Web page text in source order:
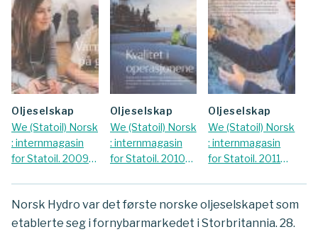
oljeselskap
We (Statoil) Norsk
: internmagasin
for Statoil. 2009
oljeselskap
We (Statoil) Norsk
: internmagasin
for Statoil. 2010
oljeselskap
We (Statoil) Norsk
: internmagasin
for Statoil. 2011
Norsk Hydro var det første norske oljeselskapet som
etablerte seg i fornybarmarkedet i Storbritannia. 28.